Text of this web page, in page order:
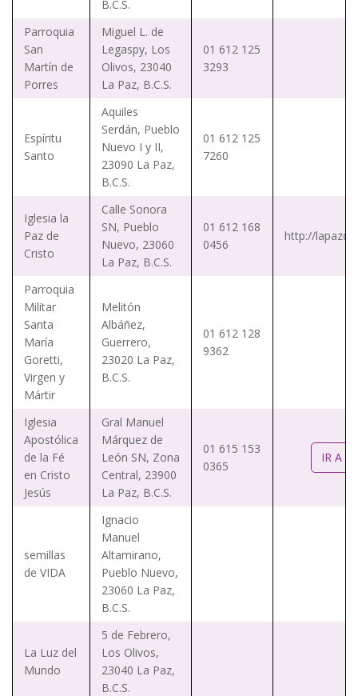
B.C.S.
Parroquia
San
Martín de
Porres
Miguel L. de
Legaspy, Los
Olivos, 23040
La Paz, B.C.S.
01 612 125
3293
Espíritu
Santo
Aquiles
Serdán, Pueblo
Nuevo I y II,
23090 La Paz,
B.C.S.
01 612 125
7260
Iglesia la
Paz de
Cristo
Calle Sonora
SN, Pueblo
Nuevo, 23060
La Paz, B.C.S.
01 612 168
0456
http://
Parroquia
Militar
Santa
María
Goretti,
Virgen y
Mártir
Melitón
Albáñez,
Guerrero,
23020 La Paz,
B.C.S.
01 612 128
9362
Iglesia
Apostólica
de la Fé
en Cristo
Jesús
Gral Manuel
Márquez de
León SN, Zona
Central, 23900
La Paz, B.C.S.
01 615 153
0365
IR A
semillas
de VIDA
Ignacio
Manuel
Altamirano,
Pueblo Nuevo,
23060 La Paz,
B.C.S.
La Luz del
Mundo
5 de Febrero,
Los Olivos,
23040 La Paz,
B.C.S.